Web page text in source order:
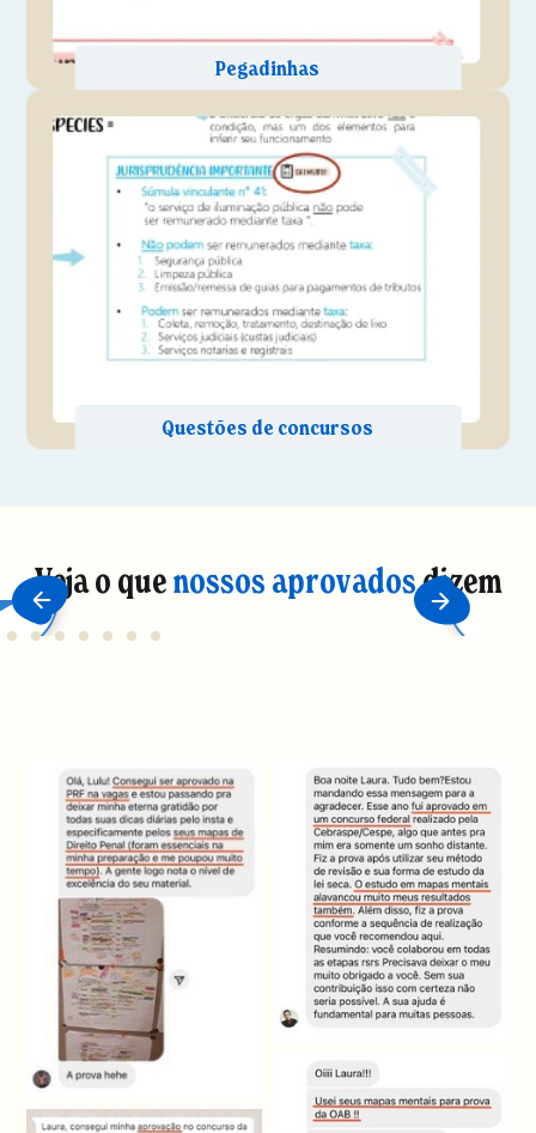
Veja o quenossos aprovadosdizem